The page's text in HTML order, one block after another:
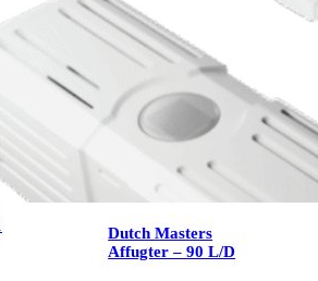
Dutch Masters
Affugter – 90 L/D